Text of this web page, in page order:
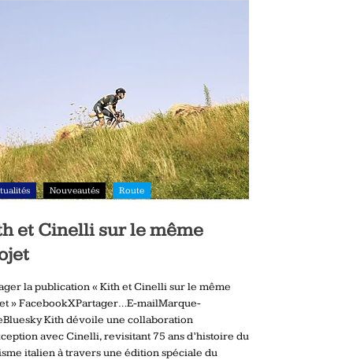
Nouveautés Route
et Cinelli sur le même
la publication « Kith et Cinelli sur le même
» FacebookXPartager…E-mailMarque-
Kith dévoile une collaboration
avec Cinelli, revisitant 75 ans d’histoire du
italien à travers une édition spéciale du